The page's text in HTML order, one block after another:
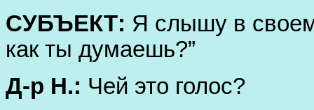
СУБЪЕКТ: Я слышу в
как ты думаешь?”
Д-р Н.: Чей это голос?